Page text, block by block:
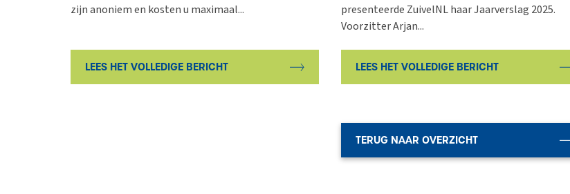
zijn anoniem en kosten u maximaal...
LEES HET VOLLEDIGE BERICHT
presenteerde ZuivelNL haar Jaarverslag 2025.
Voorzitter Arjan...
LEES HET VOLLEDIGE BERICHT
TERUG NAAR OVERZICHT